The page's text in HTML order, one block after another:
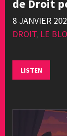
de Droit
8 JANVIER
DROIT, LE
LISTEN